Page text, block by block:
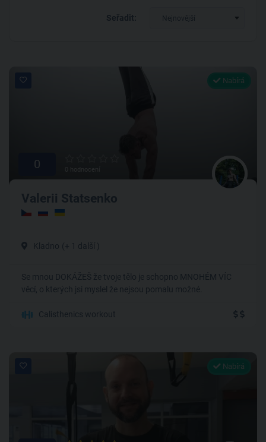
Seřadit: Nejnovější
Nabírá
0 0 hodnocení
Valerii Statsenko
Kladno (+ 1 další )
Se mnou DOKÁŽEŠ že tvoje tělo je schopno MNOHÉM VÍC
věcí, o kterých jsi myslel že nejsou pomalu možné.
Calisthenics workout
Nabírá